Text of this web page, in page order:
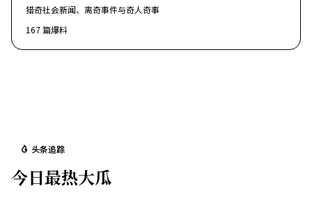
猎奇社会新闻、离奇事件与奇人奇事
167篇爆料
头条追踪
今日最热大瓜